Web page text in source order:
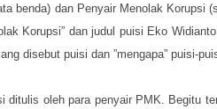
benda) dan Penyair Menolak Korupsi
Korupsi” dan judul puisi Eko
disebut puisi dan ”mengapa” puisi-
ditulis oleh para penyair PMK. Begitu